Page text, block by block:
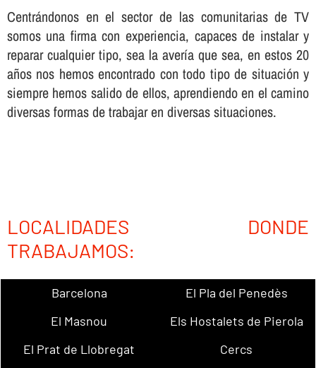
Centrándonos en el sector de las comunitarias de TV
somos una firma con experiencia, capaces de instalar y
reparar cualquier tipo, sea la averí­a que sea, en estos 20
años nos hemos encontrado con todo tipo de situación y
siempre hemos salido de ellos, aprendiendo en el camino
diversas formas de trabajar en diversas situaciones.
LOCALIDADES DONDE
TRABAJAMOS:
Barcelona
El Pla del Penedès
El Masnou
Els Hostalets de Pierola
El Prat de Llobregat
Cercs